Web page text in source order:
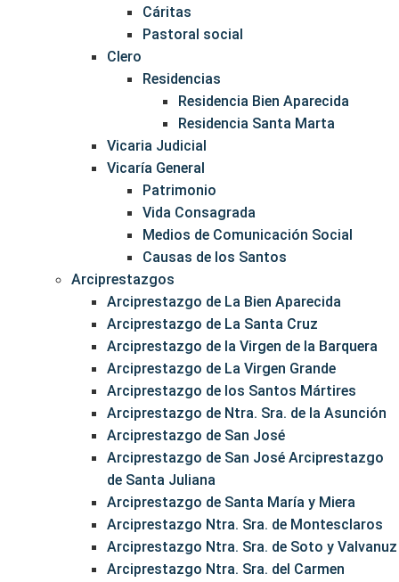
Cáritas
Pastoral social
Clero
Residencias
Residencia Bien Aparecida
Residencia Santa Marta
Vicaria Judicial
Vicaría General
Patrimonio
Vida Consagrada
Medios de Comunicación Social
Causas de los Santos
Arciprestazgos
Arciprestazgo de La Bien Aparecida
Arciprestazgo de La Santa Cruz
Arciprestazgo de la Virgen de la Barquera
Arciprestazgo de La Virgen Grande
Arciprestazgo de los Santos Mártires
Arciprestazgo de Ntra. Sra. de la Asunción
Arciprestazgo de San José
Arciprestazgo de San José Arciprestazgo
de Santa Juliana
Arciprestazgo de Santa María y Miera
Arciprestazgo Ntra. Sra. de Montesclaros
Arciprestazgo Ntra. Sra. de Soto y Valvanuz
Arciprestazgo Ntra. Sra. del Carmen